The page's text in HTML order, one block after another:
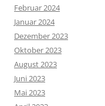
Februar 2024
Januar 2024
Dezember 2023
Oktober 2023
August 2023
Juni 2023
Mai 2023